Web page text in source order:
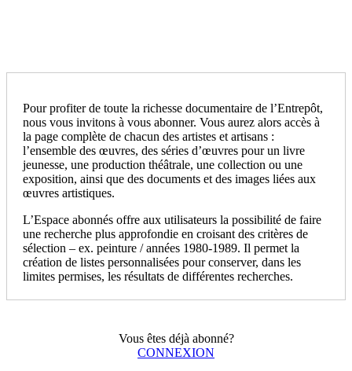
Pour profiter de toute la richesse documentaire de l’Entrepôt,
nous vous invitons à vous abonner. Vous aurez alors accès à
la page complète de chacun des artistes et artisans :
l’ensemble des œuvres, des séries d’œuvres pour un livre
jeunesse, une production théâtrale, une collection ou une
exposition, ainsi que des documents et des images liées aux
œuvres artistiques.
L’Espace abonnés offre aux utilisateurs la possibilité de faire
une recherche plus approfondie en croisant des critères de
sélection – ex. peinture / années 1980-1989. Il permet la
création de listes personnalisées pour conserver, dans les
limites permises, les résultats de différentes recherches.
Vous êtes déjà abonné?
CONNEXION